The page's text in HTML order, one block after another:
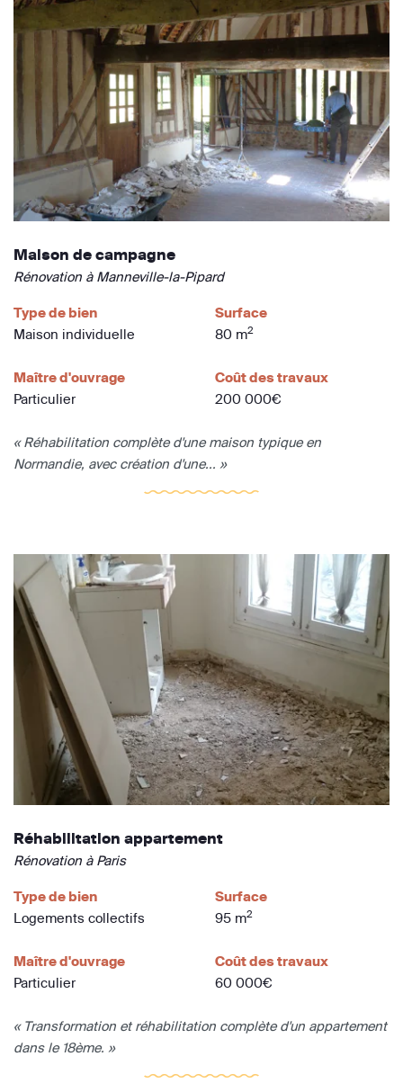
Maison de campagne
Rénovation à Manneville-la-Pipard
Type de bien
Maison individuelle
Surface
80 m2
Maître d'ouvrage
Particulier
Coût des travaux
200 000€
« Réhabilitation complète d'une maison typique en
Normandie, avec création d'une... »
Réhabilitation appartement
Rénovation à Paris
Type de bien
Logements collectifs
Surface
95 m2
Maître d'ouvrage
Particulier
Coût des travaux
60 000€
« Transformation et réhabilitation complète d'un appartement
dans le 18ème. »